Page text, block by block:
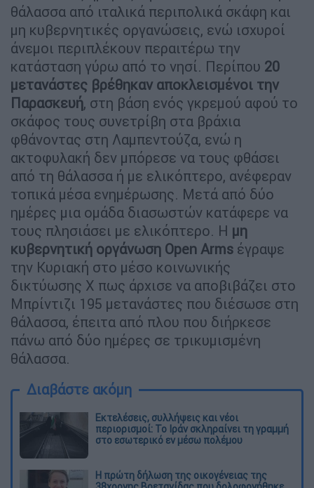
θάλασσα από ιταλικά περιπολικά σκάφη και
μη κυβερνητικές οργανώσεις, ενώ ισχυροί
άνεμοι περιπλέκουν περαιτέρω την
κατάσταση γύρω από το νησί. Περίπου 20
μετανάστες βρέθηκαν αποκλεισμένοι την
Παρασκευή, στη βάση ενός γκρεμού αφού το
σκάφος τους συνετρίβη στα βράχια
φθάνοντας στη Λαμπεντούζα, ενώ η
ακτοφυλακή δεν μπόρεσε να τους φθάσει
από τη θάλασσα ή με ελικόπτερο, ανέφεραν
τοπικά μέσα ενημέρωσης. Μετά από δύο
ημέρες μια ομάδα διασωστών κατάφερε να
τους πλησιάσει με ελικόπτερο. Η μη
κυβερνητική οργάνωση Open Arms έγραψε
την Κυριακή στο μέσο κοινωνικής
δικτύωσης X πως άρχισε να αποβιβάζει στο
Μπρίντιζι 195 μετανάστες που διέσωσε στη
θάλασσα, έπειτα από πλου που διήρκεσε
πάνω από δύο ημέρες σε τρικυμισμένη
θάλασσα.
Διαβάστε ακόμη
Εκτελέσεις, συλλήψεις και νέοι
περιορισμοί: Το Ιράν σκληραίνει τη γραμμή
στο εσωτερικό εν μέσω πολέμου
Η πρώτη δήλωση της οικογένειας της